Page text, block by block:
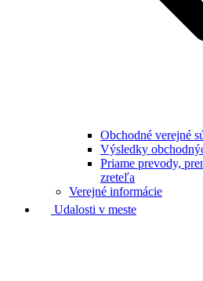
Obchodné verejné
Výsledky
Priame prevody,
zreteľa
Verejné informácie
Udalosti v meste